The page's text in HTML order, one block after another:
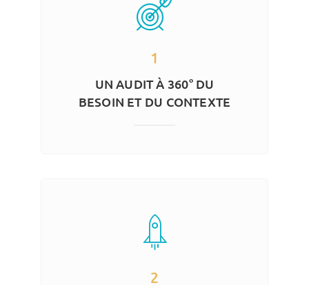
1
UN AUDIT À 360° DU
BESOIN ET DU CONTEXTE
2